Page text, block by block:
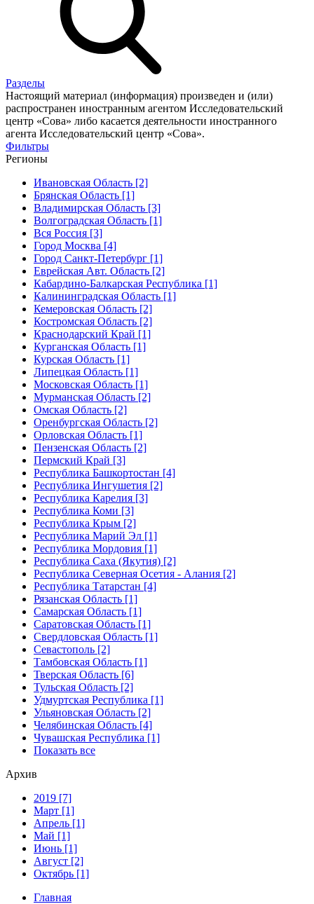
Разделы
Настоящий материал (информация) произведен и (или)
распространен иностранным агентом Исследовательский
центр «Сова» либо касается деятельности иностранного
агента Исследовательский центр «Сова».
Фильтры
Регионы
Ивановская Область [2]
Брянская Область [1]
Владимирская Область [3]
Волгоградская Область [1]
Вся Россия [3]
Город Москва [4]
Город Санкт-Петербург [1]
Еврейская Авт. Область [2]
Кабардино-Балкарская Республика [1]
Калининградская Область [1]
Кемеровская Область [2]
Костромская Область [2]
Краснодарский Край [1]
Курганская Область [1]
Курская Область [1]
Липецкая Область [1]
Московская Область [1]
Мурманская Область [2]
Омская Область [2]
Оренбургская Область [2]
Орловская Область [1]
Пензенская Область [2]
Пермский Край [3]
Республика Башкортостан [4]
Республика Ингушетия [2]
Республика Карелия [3]
Республика Коми [3]
Республика Крым [2]
Республика Марий Эл [1]
Республика Мордовия [1]
Республика Саха (Якутия) [2]
Республика Северная Осетия - Алания [2]
Республика Татарстан [4]
Рязанская Область [1]
Самарская Область [1]
Саратовская Область [1]
Свердловская Область [1]
Севастополь [2]
Тамбовская Область [1]
Тверская Область [6]
Тульская Область [2]
Удмуртская Республика [1]
Ульяновская Область [2]
Челябинская Область [4]
Чувашская Республика [1]
Показать все
Архив
2019 [7]
Март [1]
Апрель [1]
Май [1]
Июнь [1]
Август [2]
Октябрь [1]
Главная